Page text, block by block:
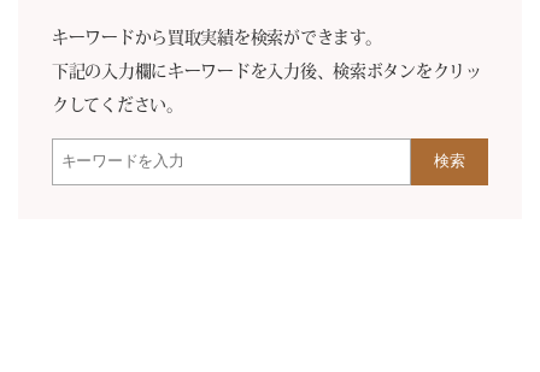
キーワードから買取実績を検索ができます。
下記の入力欄にキーワードを入力後、検索ボタンをクリッ
クしてください。
検索